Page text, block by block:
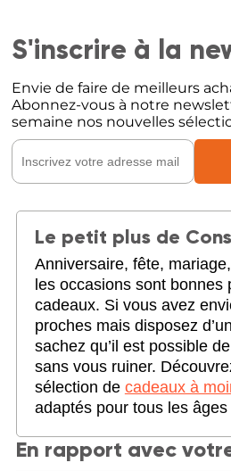
S'inscrire à la
Envie de faire de meilleurs
Abonnez-vous à notre
semaine nos nouvelles
Le petit plus de
Anniversaire, fête,
les occasions sont bonnes
cadeaux. Si vous avez
proches mais disposez
sachez qu’il est possible
sans vous ruiner.
sélection de cadeaux à
adaptés pour tous les
En rapport avec